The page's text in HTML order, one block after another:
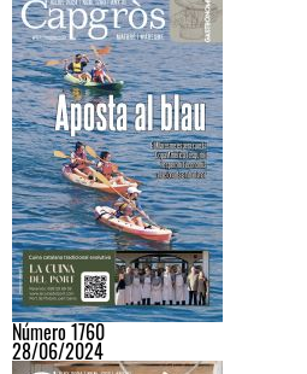
Número 1760
28/06/2024